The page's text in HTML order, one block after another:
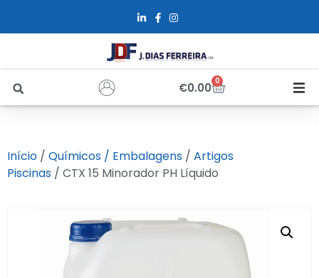
€0.00 0
Sobre Nós
Alfus
Início / Químicos / Embalagens / Artigos
Piscinas / CTX 15 Minorador PH Líquido